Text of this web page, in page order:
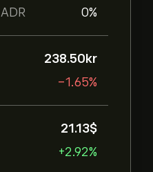
0%
238.50‎kr‎
-1.65%
21.13‎$‎
+2.92%